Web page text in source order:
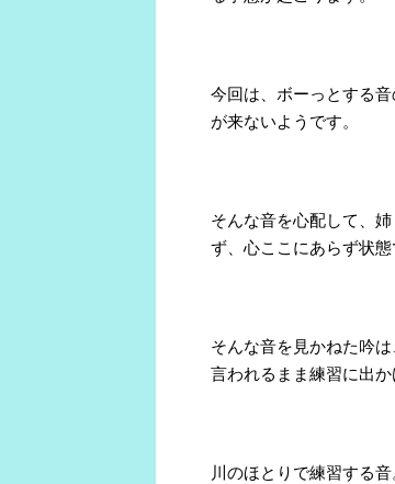
今回は、ボーっとする
が来ないようです。
そんな音を心配して、
ず、心ここにあらず状態
そんな音を見かねた吟
言われるまま練習に出か
川のほとりで練習する